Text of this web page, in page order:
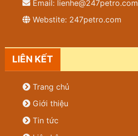
Email: lienhe@247petro.com
Webstite: 247petro.com
LIÊN KẾT
Trang chủ
Giới thiệu
Tin tức